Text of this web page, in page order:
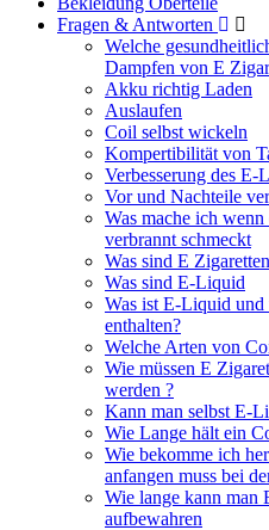
Fragen & Antworten
Welche
Dampfen von E
Akku richtig Laden
Auslaufen
Coil selbst wickeln
Kompertibilität von
Verbesserung des E-
Vor und Nachteile
Was mache ich
verbrannt schmeckt
Was sind E Zigaretten
Was sind E-Liquid
Was ist E-Liquid und
enthalten?
Welche Arten von
Wie müssen E
werden ?
Kann man selbst E-
Wie Lange hält ein
Wie bekomme ich
anfangen muss bei
Wie lange kann man
aufbewahren